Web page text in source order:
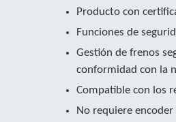
Producto con
Funciones de
Gestión de frenos
conformidad con la
Compatible con los
No requiere